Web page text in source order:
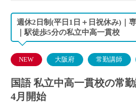
週休2日制(平日1日＋日祝休み)｜
｜駅徒歩5分の私立中高一貫校
NEW 大阪府 常勤講師
国語 私立中高一貫校の常
4月開始